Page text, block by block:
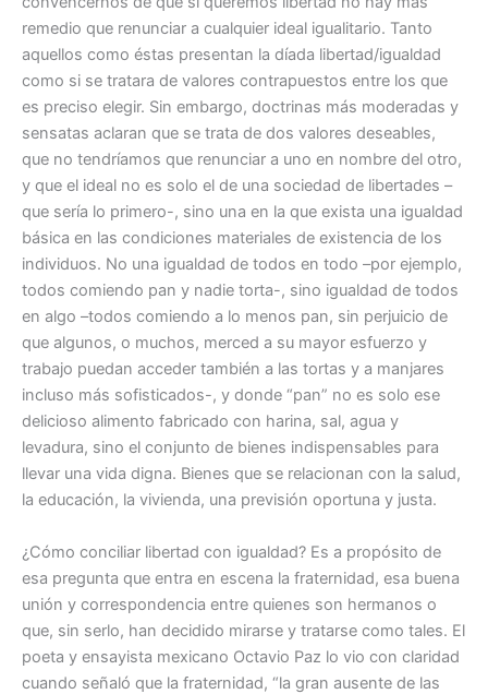
remedio que renunciar a cualquier ideal igualitario. Tanto
aquellos como éstas presentan la díada libertad/igualdad
como si se tratara de valores contrapuestos entre los que
es preciso elegir. Sin embargo, doctrinas más moderadas y
sensatas aclaran que se trata de dos valores deseables,
que no tendríamos que renunciar a uno en nombre del otro,
y que el ideal no es solo el de una sociedad de libertades –
que sería lo primero-, sino una en la que exista una igualdad
básica en las condiciones materiales de existencia de los
individuos. No una igualdad de todos en todo –por ejemplo,
todos comiendo pan y nadie torta-, sino igualdad de todos
en algo –todos comiendo a lo menos pan, sin perjuicio de
que algunos, o muchos, merced a su mayor esfuerzo y
trabajo puedan acceder también a las tortas y a manjares
incluso más sofisticados-, y donde “pan” no es solo ese
delicioso alimento fabricado con harina, sal, agua y
levadura, sino el conjunto de bienes indispensables para
llevar una vida digna. Bienes que se relacionan con la salud,
la educación, la vivienda, una previsión oportuna y justa.
¿Cómo conciliar libertad con igualdad? Es a propósito de
esa pregunta que entra en escena la fraternidad, esa buena
unión y correspondencia entre quienes son hermanos o
que, sin serlo, han decidido mirarse y tratarse como tales. El
poeta y ensayista mexicano Octavio Paz lo vio con claridad
cuando señaló que la fraternidad, “la gran ausente de las